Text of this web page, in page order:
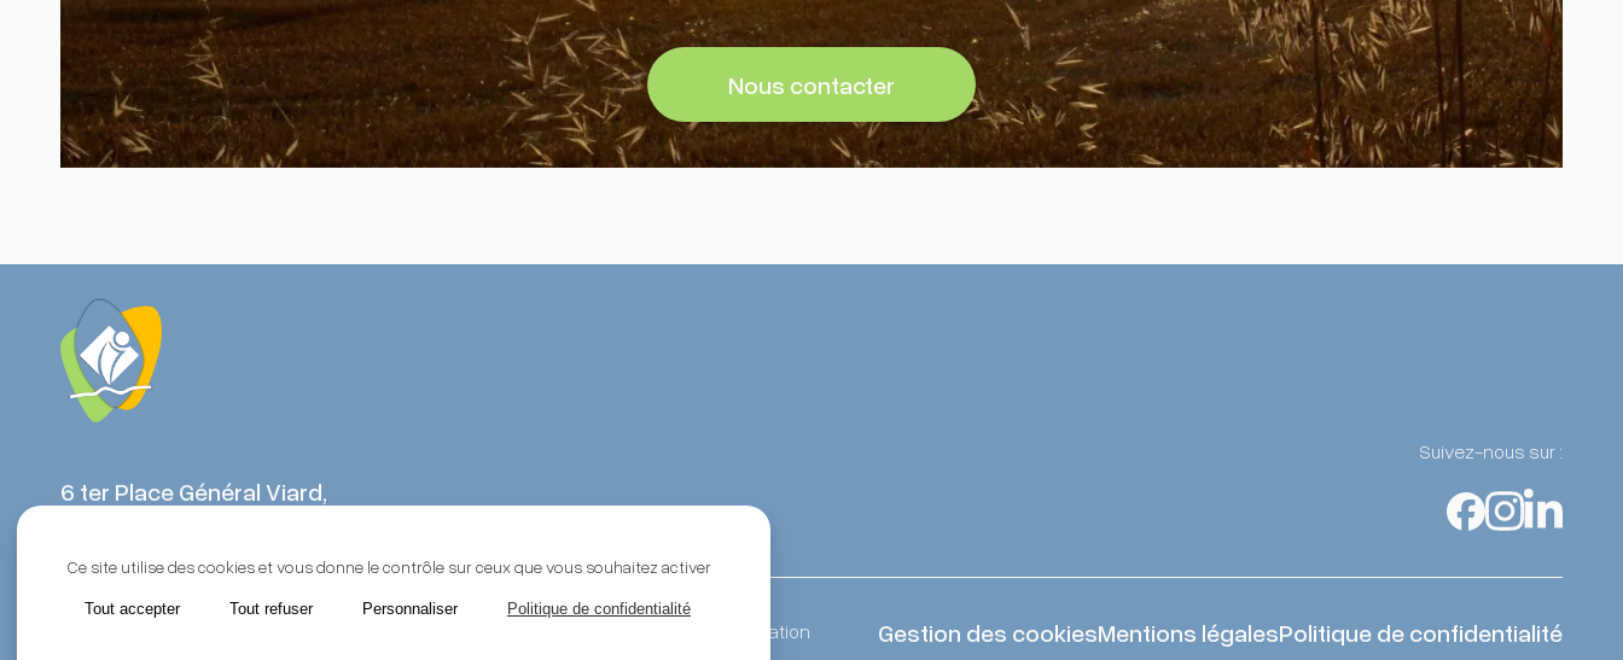
Nous contacter
6 ter Place Général Viard,
Suivez-nous sur :
Akyos Communication Gestion des cookiesMentions légalesPolitique de confidentialité
Ce site utilise des cookies et vous donne le contrôle sur ceux que vous souhaitez activer
Tout accepter Tout refuser Personnaliser Politique de confidentialité